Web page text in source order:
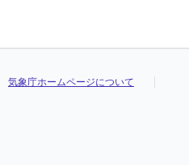
気象庁ホームページについて